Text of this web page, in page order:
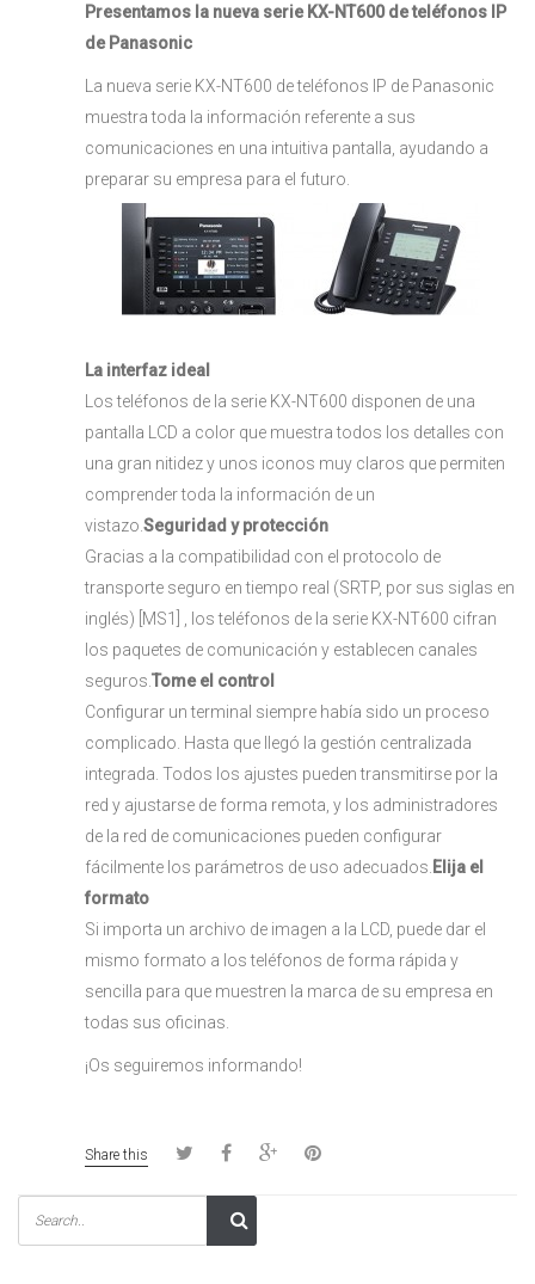
Presentamos la nueva serie KX-NT600 de teléfonos IP
de Panasonic
La nueva serie KX-NT600 de teléfonos IP de Panasonic
muestra toda la información referente a sus
comunicaciones en una intuitiva pantalla, ayudando a
preparar su empresa para el futuro.
La interfaz ideal
Los teléfonos de la serie KX-NT600 disponen de una
pantalla LCD a color que muestra todos los detalles con
una gran nitidez y unos iconos muy claros que permiten
comprender toda la información de un
vistazo.Seguridad y protección
Gracias a la compatibilidad con el protocolo de
transporte seguro en tiempo real (SRTP, por sus siglas en
inglés) [MS1] , los teléfonos de la serie KX-NT600 cifran
los paquetes de comunicación y establecen canales
seguros.Tome el control
Configurar un terminal siempre había sido un proceso
complicado. Hasta que llegó la gestión centralizada
integrada. Todos los ajustes pueden transmitirse por la
red y ajustarse de forma remota, y los administradores
de la red de comunicaciones pueden configurar
fácilmente los parámetros de uso adecuados. Elija el
formato
Si importa un archivo de imagen a la LCD, puede dar el
mismo formato a los teléfonos de forma rápida y
sencilla para que muestren la marca de su empresa en
todas sus oficinas.
¡Os seguiremos informando!
Share this